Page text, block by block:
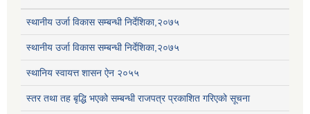
स्थानीय उर्जा विकास सम्बन्धी निर्देशिका,२०७५
स्थानीय उर्जा विकास सम्बन्धी निर्देशिका,२०७५
स्थानिय स्वायत्त शासन ऐन २०५५
स्तर तथा तह बृद्धि भएको सम्बन्धी राजपत्र प्रकाशित गरिएको सूचना